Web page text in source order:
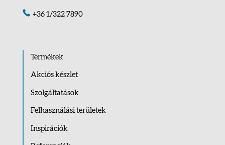
+36 1/322 7890
Termékek
Akciós készlet
Szolgáltatások
Felhasználási területek
Inspirációk